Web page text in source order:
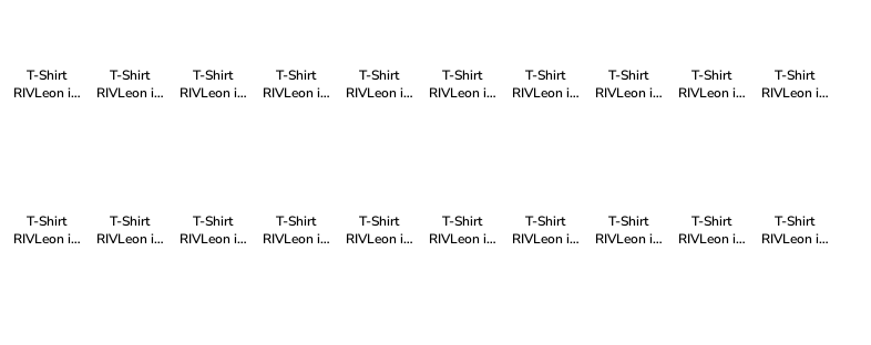
T-Shirt
RIVLeon in
T-Shirt
RIVLeon in
T-Shirt
RIVLeon in
T-Shirt
RIVLeon in
T-Shirt
RIVLeon in
T-Shirt
RIVLeon in
T-Shirt
RIVLeon in
T-Shirt
RIVLeon in
T-Shirt
RIVLeon in
T-Shirt
RIVLeon in
T-Shirt
RIVLeon in
T-Shirt
RIVLeon in
T-Shirt
RIVLeon in
T-Shirt
RIVLeon in
T-Shirt
RIVLeon in
T-Shirt
RIVLeon in
T-Shirt
RIVLeon in
T-Shirt
RIVLeon in
T-Shirt
RIVLeon in
T-Shirt
RIVLeon in